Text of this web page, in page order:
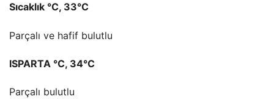
Sıcaklık °C, 33°C
Parçalı ve hafif bulutlu
ISPARTA °C, 34°C
Parçalı bulutlu